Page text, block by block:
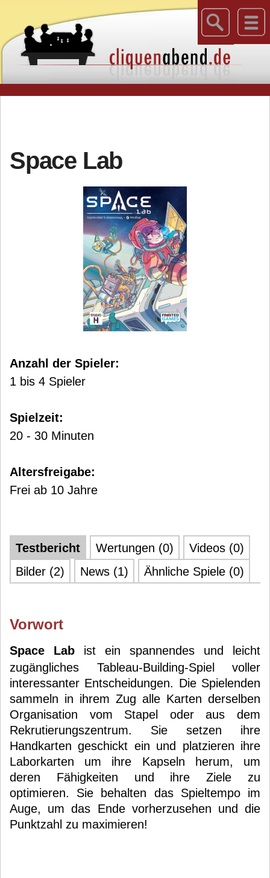
Space Lab
Anzahl der Spieler:
1 bis 4 Spieler
Spielzeit:
20 - 30 Minuten
Altersfreigabe:
Frei ab 10 Jahre
Testbericht Wertungen (0)
Videos (0)
Bilder (2)
News (1) Ähnliche Spiele (0)
Vorwort
Space Lab ist ein spannendes und leicht
zugängliches Tableau-Building-Spiel voller
interessanter Entscheidungen. Die Spielenden
sammeln in ihrem Zug alle Karten derselben
Organisation vom Stapel oder aus dem
Rekrutierungszentrum. Sie setzen ihre
Handkarten geschickt ein und platzieren ihre
Laborkarten um ihre Kapseln herum, um
deren Fähigkeiten und ihre Ziele zu
optimieren. Sie behalten das Spieltempo im
Auge, um das Ende vorherzusehen und die
Punktzahl zu maximieren!